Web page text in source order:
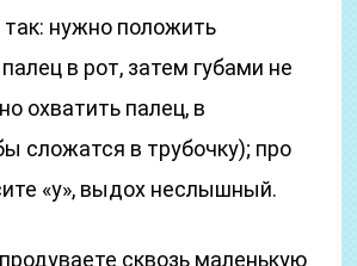
нужно положить
в рот, затем губами не
охватить палец, в
сложатся в трубочку); про
«у», выдох неслышный.
продуваете сквозь маленькую